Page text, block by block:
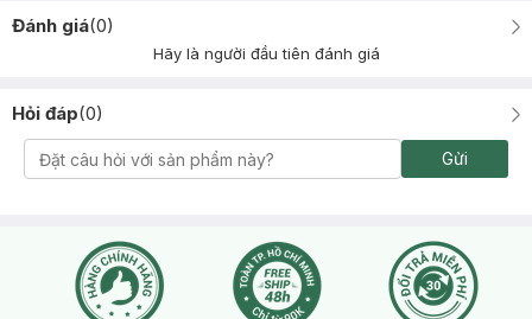
Đánh giá(0)
Hãy là người đầu tiên đánh giá
Hỏi đáp(0)
Gửi